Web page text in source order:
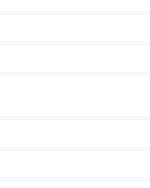
な販売目標や計画を立てている
る
標や計画を立てている